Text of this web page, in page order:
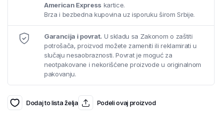
American Express kartice.
Brza i bezbedna kupovina uz isporuku širom Srbije.
Garancija i povrat. U skladu sa Zakonom o zaštiti
potrošača, proizvod možete zameniti ili reklamirati u
slučaju nesaobraznosti. Povrat je moguć za
neotpakovane i nekorišćene proizvode u originalnom
pakovanju.
Dodaj to lista želja Podeli ovaj proizvod